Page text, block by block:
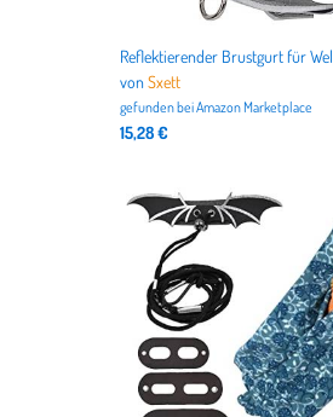
vonSxett
gefunden beiAmazon Marketplace
15,28 €